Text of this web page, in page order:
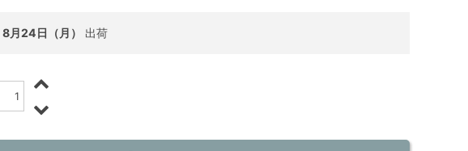
8月24日（月） 出荷